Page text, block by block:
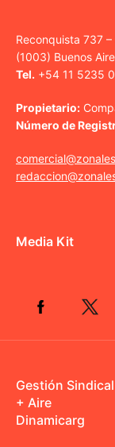
Reconquista 737 –
(1003) Buenos
Tel. +54 11 5235
Propietario:
Número de
Media Kit
Gestión Sindical
+ Aire
Dinamicarg